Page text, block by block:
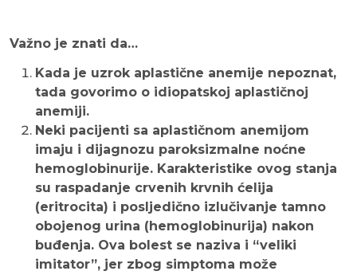
Važno je znati da…
Kada je uzrok aplastične anemije nepoznat,
tada govorimo o idiopatskoj aplastičnoj
anemiji.
Neki pacijenti sa aplastičnom anemijom
imaju i dijagnozu paroksizmalne noćne
hemoglobinurije. Karakteristike ovog stanja
su raspadanje crvenih krvnih ćelija
(eritrocita) i posljedično izlučivanje tamno
obojenog urina (hemoglobinurija) nakon
buđenja. Ova bolest se naziva i “veliki
imitator”, jer zbog simptoma može